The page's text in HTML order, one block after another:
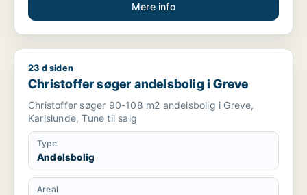
Mere info
Christoffer søger andelsbolig i Greve
23 d siden
Christoffer søger andelsbolig i Greve
Christoffer søger 90-108 m2 andelsbolig i Greve,
Karlslunde, Tune til salg
Type
Andelsbolig
Areal